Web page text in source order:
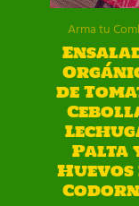
Arma tu
de
Palta
Huevos